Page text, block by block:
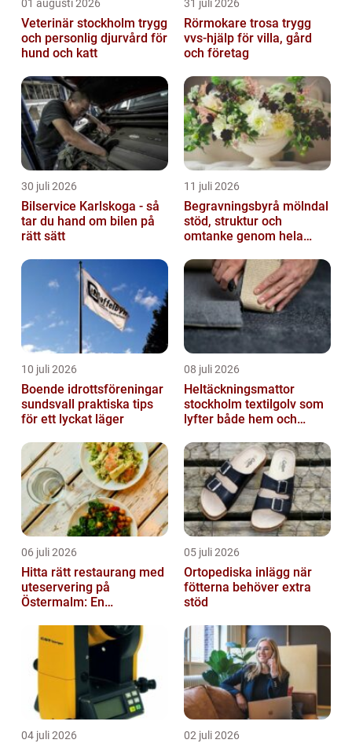
01 augusti 2026
Veterinär stockholm trygg
och personlig djurvård för
hund och katt
31 juli 2026
Rörmokare trosa trygg
vvs-hjälp för villa, gård
och företag
30 juli 2026
Bilservice Karlskoga - så
tar du hand om bilen på
rätt sätt
11 juli 2026
Begravningsbyrå mölndal
stöd, struktur och
omtanke genom hela
10 juli 2026
Boende idrottsföreningar
sundsvall praktiska tips
för ett lyckat läger
08 juli 2026
Heltäckningsmattor
stockholm textilgolv som
lyfter både hem och
06 juli 2026
Hitta rätt restaurang med
uteservering på
Östermalm: En
i solen
05 juli 2026
Ortopediska inlägg när
fötterna behöver extra
stöd
04 juli 2026 02 juli 2026